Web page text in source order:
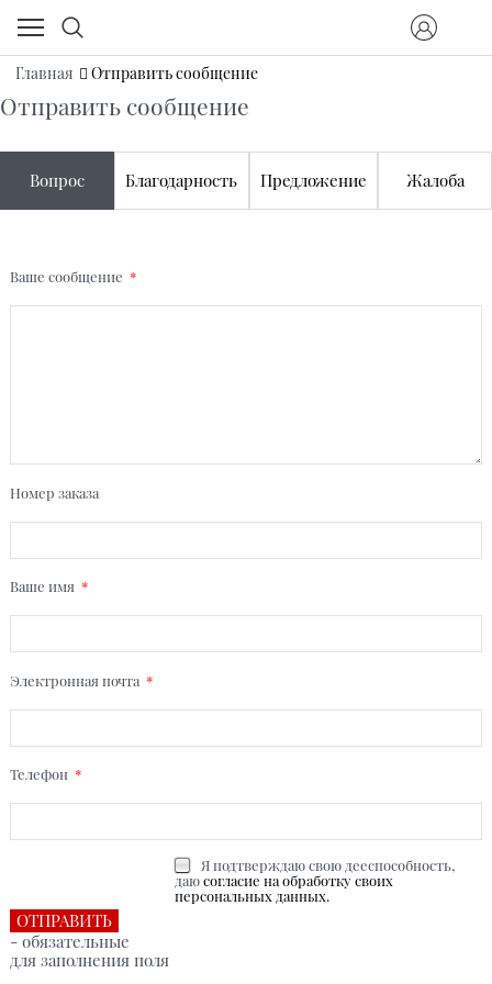
Главная Отправить сообщение
Отправить сообщение
Вопрос Благодарность Предложение Жалоба
Ваше сообщение
Номер заказа
Ваше имя
Электронная почта
Телефон
Я подтверждаю свою дееспособность,
даюсогласие на обработку своих
персональных данных.
- обязательные
для заполнения поля